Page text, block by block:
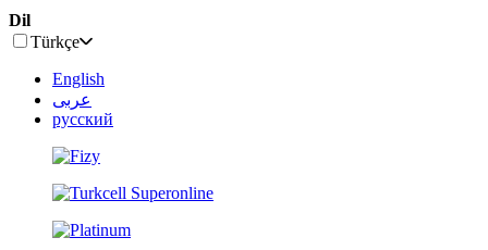
Dil
Türkçe
English
عربى
русский